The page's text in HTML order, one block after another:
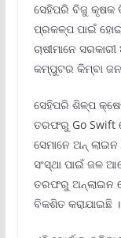
ସେହିପରି ବିଜୁ କୃଷକ
ପ୍ରକଳ୍ପ ପାଇଁ
ଚାଷୀମାନେ
କମ୍ପୁଟର କିମ୍ବା
ସେହିପରି ଶିଳ୍ପ
ତରଫରୁ Go Swift
ସେମାନେ ଅନ୍‌
ସଂସ୍ଥା ପାଇଁ ଜଳ
ତରଫରୁ ଅନ୍‌ଲାଇନ
ବିକଶିତ କରାଯାଇଛି ।